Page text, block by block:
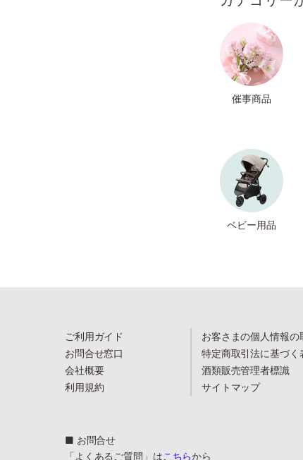
催事商品
ベビー用品
ご利用ガイド
お問合せ窓口
会社概要
利用規約
お客さまの個人情報の
特定商取引法に基づく
酒類販売管理者標識
サイトマップ
■ お問合せ
「よくあるご質問」はこちらから